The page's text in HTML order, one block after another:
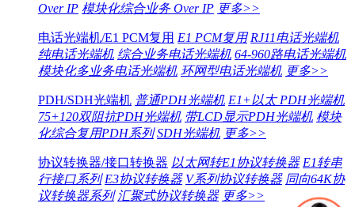
Over IP 模块化综合业务 Over IP 更多>>
电话光端机/E1 PCM复用 E1 PCM复用 RJ11电话光端机
纯电话光端机 综合业务电话光端机 64-960路电话光端机
模块化多业务电话光端机 环网型电话光端机 更多>>
PDH/SDH光端机 普通PDH光端机 E1+以太 PDH光端机
75+120双阻抗PDH光端机 带LCD显示PDH光端机 模块
化综合复用PDH系列 SDH光端机 更多>>
协议转换器/接口转换器 以太网转E1协议转换器 E1转串
行接口系列 E3协议转换器 V系列协议转换器 同向64K协
议转换器系列 汇聚式协议转换器 更多>>